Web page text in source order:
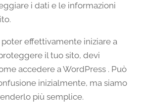
i dati e le informazioni
effettivamente iniziare a
il tuo sito, devi
accedere a WordPress . Può
inizialmente, ma siamo
più semplice.